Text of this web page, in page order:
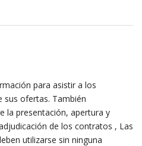
para asistir a los
sus ofertas. También
la presentación, apertura y
de los contratos , Las
utilizarse sin ninguna